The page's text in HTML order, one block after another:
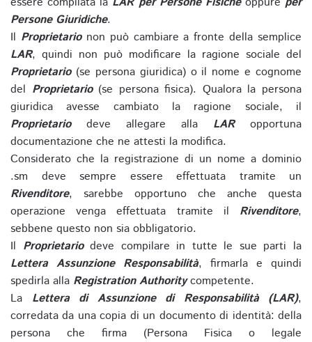
Persone Giuridiche.
Il Proprietarionon può cambiare a fronte della semplice
LAR, quindi non può modificare la ragione sociale del
Proprietario(se persona giuridica) o il nome e cognome
del Proprietario(se persona fisica). Qualora la persona
giuridica avesse cambiato la ragione sociale, il
Proprietariodeve allegare alla LARopportuna
documentazione che ne attesti la modifica.
Considerato che la registrazione di un nome a dominio
.sm deve sempre essere effettuata tramite un
Rivenditore, sarebbe opportuno che anche questa
operazione venga effettuata tramite il Rivenditore,
sebbene questo non sia obbligatorio.
Il Proprietariodeve compilare in tutte le sue parti la
Lettera Assunzione Responsabilità, firmarla e quindi
spedirla alla Registration Authoritycompetente.
La Lettera di Assunzione di Responsabilità (LAR),
corredata da una copia di un documento di identità: della
persona che firma (Persona Fisica o legale